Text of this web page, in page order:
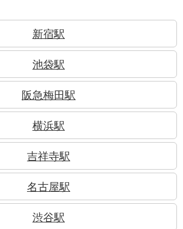
新宿駅
池袋駅
阪急梅田駅
横浜駅
吉祥寺駅
名古屋駅
渋谷駅